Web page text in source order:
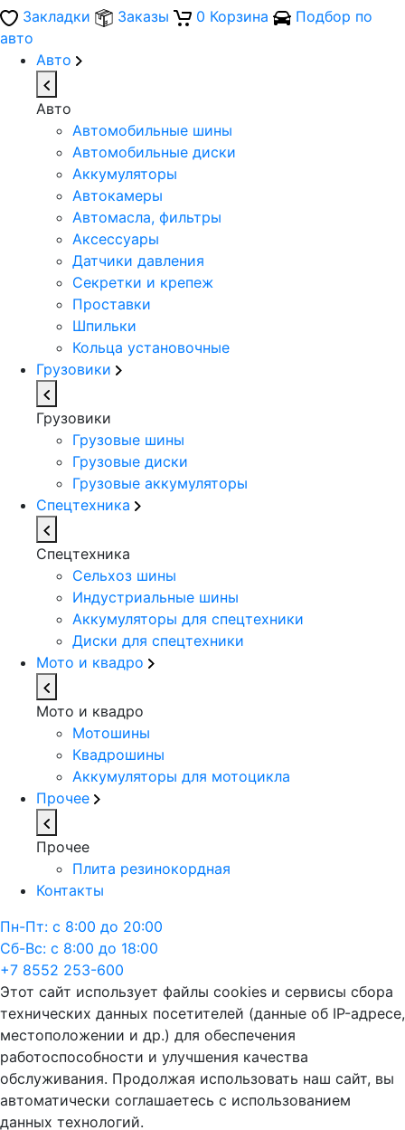
Закладки
Заказы 0 Корзина
Подбор по
авто
Авто
Авто
Автомобильные шины
Автомобильные диски
Аккумуляторы
Автокамеры
Автомасла, фильтры
Аксессуары
Датчики давления
Секретки и крепеж
Проставки
Шпильки
Кольца установочные
Грузовики
Грузовики
Грузовые шины
Грузовые диски
Грузовые аккумуляторы
Спецтехника
Спецтехника
Сельхоз шины
Индустриальные шины
Аккумуляторы для спецтехники
Диски для спецтехники
Мото и квадро
Мото и квадро
Мотошины
Квадрошины
Аккумуляторы для мотоцикла
Прочее
Прочее
Плита резинокордная
Контакты
Пн-Пт: с 8:00 до 20:00
Сб-Вс: с 8:00 до 18:00
+7 8552 253-600
Этот сайт использует файлы cookies и сервисы сбора
технических данных посетителей (данные об IP-адресе,
местоположении и др.) для обеспечения
работоспособности и улучшения качества
обслуживания. Продолжая использовать наш сайт, вы
автоматически соглашаетесь с использованием
данных технологий.